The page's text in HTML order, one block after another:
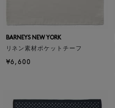
BARNEYS NEW YORK
リネン素材ポケットチーフ
¥6,600